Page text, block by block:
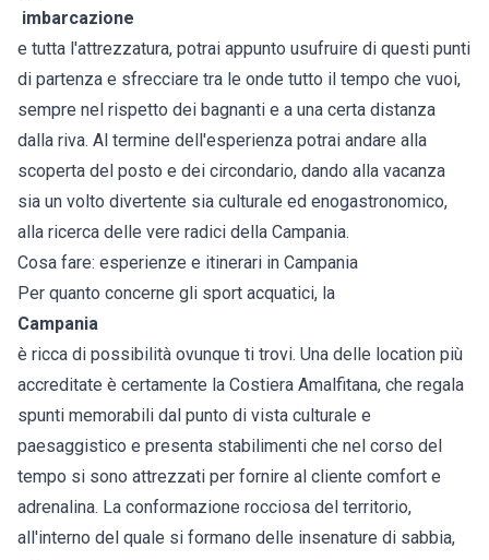
imbarcazione
e tutta l'attrezzatura, potrai appunto usufruire di questi punti
di partenza e sfrecciare tra le onde tutto il tempo che vuoi,
sempre nel rispetto dei bagnanti e a una certa distanza
dalla riva. Al termine dell'esperienza potrai andare alla
scoperta del posto e dei circondario, dando alla vacanza
sia un volto divertente sia culturale ed enogastronomico,
alla ricerca delle vere radici della Campania.
Cosa fare: esperienze e itinerari in Campania
Per quanto concerne gli sport acquatici, la
Campania
è ricca di possibilità ovunque ti trovi. Una delle location più
accreditate è certamente la Costiera Amalfitana, che regala
spunti memorabili dal punto di vista culturale e
paesaggistico e presenta stabilimenti che nel corso del
tempo si sono attrezzati per fornire al cliente comfort e
adrenalina. La conformazione rocciosa del territorio,
all'interno del quale si formano delle insenature di sabbia,